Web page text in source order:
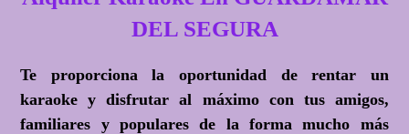
DEL SEGURA
Te proporciona la oportunidad de rentar un
karaoke y disfrutar al máximo con tus amigos,
familiares y populares de la forma mucho más